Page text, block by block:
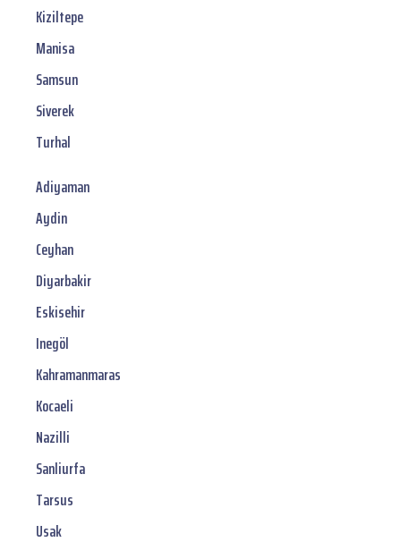
Kiziltepe
Manisa
Samsun
Siverek
Turhal
Adiyaman
Aydin
Ceyhan
Diyarbakir
Eskisehir
Inegöl
Kahramanmaras
Kocaeli
Nazilli
Sanliurfa
Tarsus
Usak